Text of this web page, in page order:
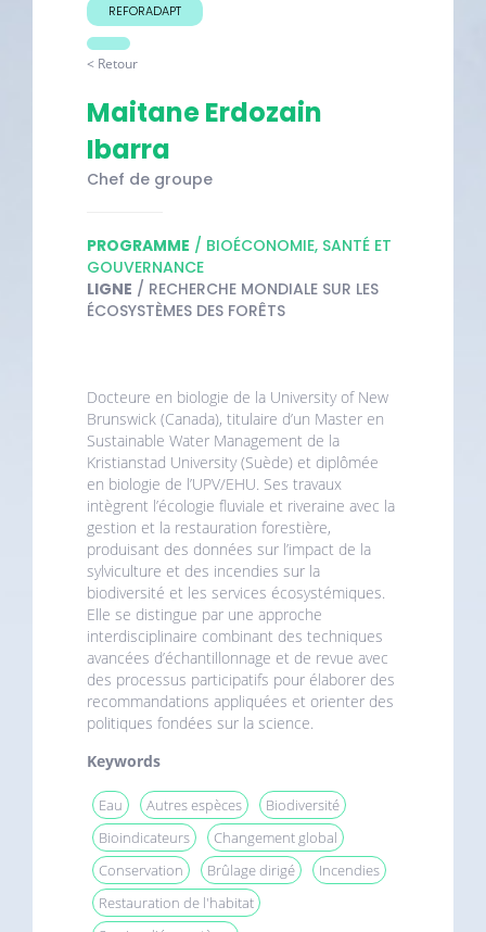
REFORADAPT
< Retour
Maitane Erdozain
Ibarra
Chef de groupe
PROGRAMME / BIOÉCONOMIE, SANTÉ ET
GOUVERNANCE
LIGNE / RECHERCHE MONDIALE SUR LES
ÉCOSYSTÈMES DES FORÊTS
Docteure en biologie de la University of New
Brunswick (Canada), titulaire d’un Master en
Sustainable Water Management de la
Kristianstad University (Suède) et diplômée
en biologie de l’UPV/EHU. Ses travaux
intègrent l’écologie fluviale et riveraine avec la
gestion et la restauration forestière,
produisant des données sur l’impact de la
sylviculture et des incendies sur la
biodiversité et les services écosystémiques.
Elle se distingue par une approche
interdisciplinaire combinant des techniques
avancées d’échantillonnage et de revue avec
des processus participatifs pour élaborer des
recommandations appliquées et orienter des
politiques fondées sur la science.
Keywords
Eau Autres espèces
Biodiversité
Bioindicateurs
Changement global
Conservation
Brûlage dirigé
Incendies
Restauration de l'habitat